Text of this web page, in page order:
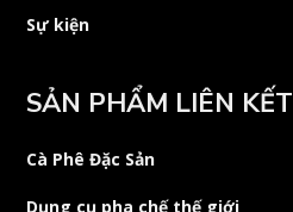
Sự kiện
SẢN PHẨM LIÊN KẾT
Cà Phê Đặc Sản
Dụng cụ pha chế thế giới